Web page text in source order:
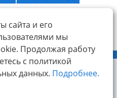
сайта и его
мы
Продолжая работу
с политикой
данных. Подробнее.